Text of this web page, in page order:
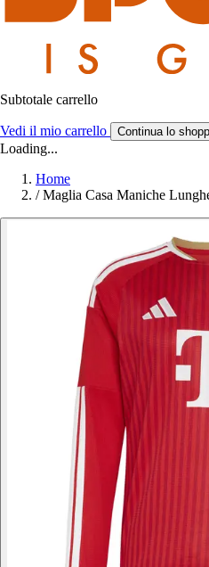
Subtotale carrello
Vedi il mio carrello Continua lo
Loading...
Home
/ Maglia Casa Maniche